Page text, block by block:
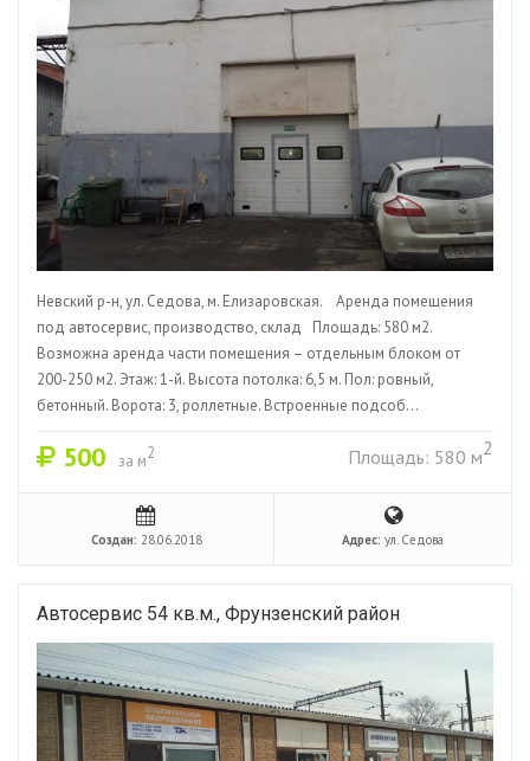
Невский р-н, ул. Седова, м. Елизаровская. Аренда помещения
под автосервис, производство, склад Площадь: 580 м2.
Возможна аренда части помещения – отдельным блоком от
200-250 м2. Этаж: 1-й. Высота потолка: 6,5 м. Пол: ровный,
бетонный. Ворота: 3, роллетные. Встроенные подсоб...
500 за м2 Площадь: 580 м2
Создан: 28.06.2018 Адрес: ул. Седова
Автосервис 54 кв.м., Фрунзенский район